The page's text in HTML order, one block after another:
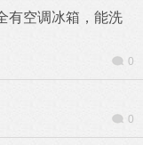
有空调冰箱，能洗
0
0